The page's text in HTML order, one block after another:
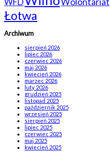
Łotwa
Archiwum
sierpień 2026
lipiec 2026
czerwiec 2026
maj 2026
kwiecień 2026
marzec 2026
luty 2026
grudzień 2025
listopad 2025
październik 2025
wrzesień 2025
sierpień 2025
lipiec 2025
czerwiec 2025
maj 2025
kwiecień 2025